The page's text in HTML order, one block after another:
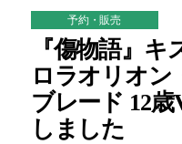
予約・販売
『傷物語』
ロラオリオン
ブレード 12歳
しました